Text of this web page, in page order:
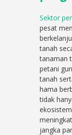
Sektor
pesat
tanah
tanaman
petani
tanah
hama
tidak
jangka